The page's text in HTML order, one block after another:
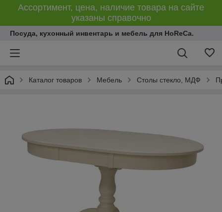
Ассортимент, цена, наличие товара на сайте
указаны справочно
Посуда, кухонный инвентарь и мебель для HoReCa.
Каталог товаров Мебель Столы стекло, МДФ